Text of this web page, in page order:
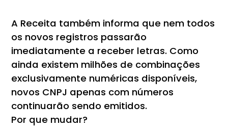
A Receita também informa que nem todos
os novos registros passarão
imediatamente a receber letras. Como
ainda existem milhões de combinações
exclusivamente numéricas disponíveis,
novos CNPJ apenas com números
continuarão sendo emitidos.
Por que mudar?